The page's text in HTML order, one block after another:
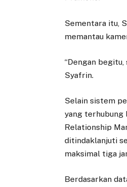
Sementara itu,
memantau
“Dengan
Syafrin.
Selain sistem
yang terhubung
Relationship
ditindaklanjuti
maksimal tiga
Berdasarkan